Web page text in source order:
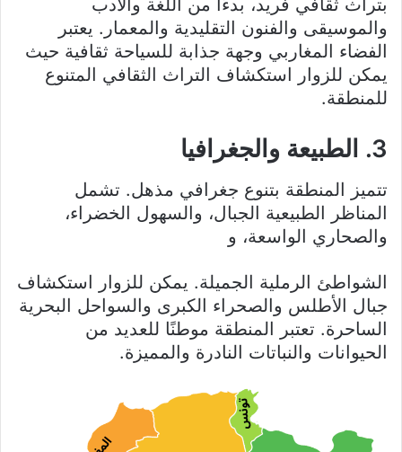
بتراث ثقافي فريد، بدءًا من اللغة والأدب
والموسيقى والفنون التقليدية والمعمار. يعتبر
الفضاء المغاربي وجهة جذابة للسياحة ثقافية حيث
يمكن للزوار استكشاف التراث الثقافي المتنوع
للمنطقة.
3. الطبيعة والجغرافيا
تتميز المنطقة بتنوع جغرافي مذهل. تشمل
المناظر الطبيعية الجبال، والسهول الخضراء،
والصحاري الواسعة، و
الشواطئ الرملية الجميلة. يمكن للزوار استكشاف
جبال الأطلس والصحراء الكبرى والسواحل البحرية
الساحرة. تعتبر المنطقة موطنًا للعديد من
الحيوانات والنباتات النادرة والمميزة.